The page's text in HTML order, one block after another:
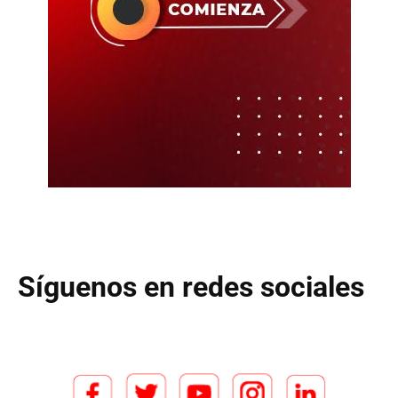
Síguenos en redes sociales